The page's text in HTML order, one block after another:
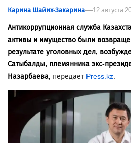
Карина Шайих-Закарина 12 августа
Антикоррупционная служба
активы и имущество были
результате уголовных дел,
Сатыбалды, племянника экс-
Назарбаева, передает Press.kz.